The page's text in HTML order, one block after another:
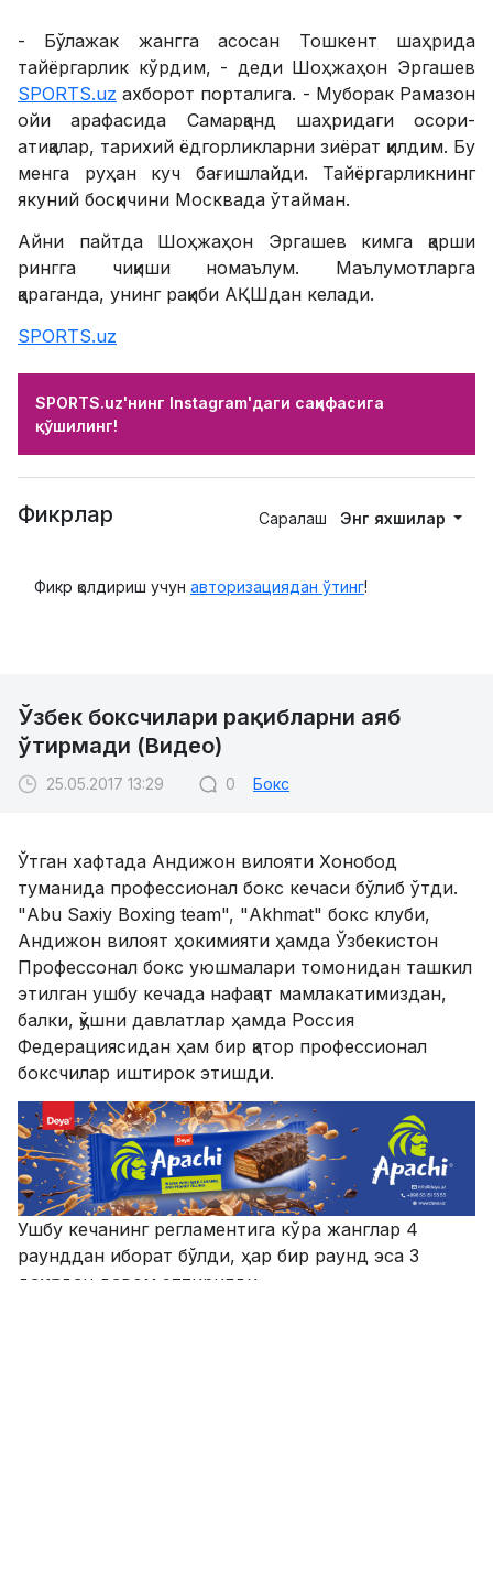
- Бўлажак жангга асосан Тошкент шаҳрида
тайёргарлик кўрдим, - деди Шоҳжаҳон Эргашев
SPORTS.uz ахборот порталига. - Муборак Рамазон
ойи арафасида Самарқанд шаҳридаги осори-
атиқалар, тарихий ёдгорликларни зиёрат қилдим. Бу
менга руҳан куч бағишлайди. Тайёргарликнинг
якуний босқичини Москвада ўтайман.
Айни пайтда Шоҳжаҳон Эргашев кимга қарши
рингга чиқиши номаълум. Маълумотларга
қараганда, унинг рақиби АҚШдан келади.
SPORTS.uz
SPORTS.uz'нинг Instagram'даги саҳифасига
қўшилинг!
Фикрлар Саралаш Энг яхшилар
Фикр қолдириш учун авторизациядан ўтинг!
Ўзбек боксчилари рақибларни аяб
ўтирмади (Видео)
25.05.2017 13:29 0 Бокс
Ўтган хафтада Андижон вилояти Хонобод
туманида профессионал бокс кечаси бўлиб ўтди.
"Abu Saxiy Boxing team", "Аkhmat" бокс клуби,
Андижон вилоят ҳокимияти ҳамда Ўзбекистон
Профессонал бокс уюшмалари томонидан ташкил
этилган ушбу кечада нафақат мамлакатимиздан,
балки, қўшни давлатлар ҳамда Россия
Федерациясидан ҳам бир қатор профессионал
боксчилар иштирок этишди.
Ушбу кечанинг регламентига кўра жанглар 4
раунддан иборат бўлди, ҳар бир раунд эса 3
дақиқадан давом эттирилди.